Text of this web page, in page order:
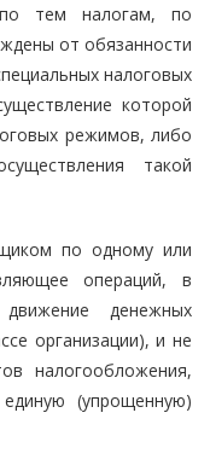
по тем налогам, по
от обязанности
налоговых
которой
режимов, либо
такой
по одному или
операций, в
денежных
организации), и не
налогообложения,
(упрощенную)